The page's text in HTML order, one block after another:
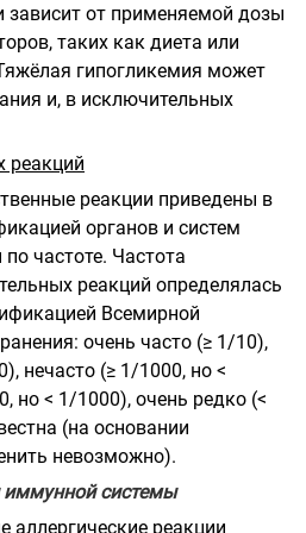
зависит от применяемой дозы
таких как диета или
гипогликемия может
и, в исключительных
реакций
реакции приведены в
органов и систем
частоте. Частота
реакций определялась
Всемирной
очень часто (≥ 1/10),
нечасто (≥ 1/1000, но <
но < 1/1000), очень редко (<
(на основании
невозможно).
системы
аллергические реакции